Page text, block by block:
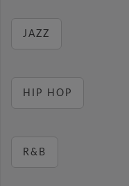
JAZZ
HIP HOP
R&B